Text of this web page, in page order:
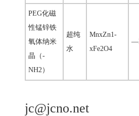
PEG化磁
性锰锌铁
氧体纳米
晶（-
NH2）
超纯
水
MnxZn1-
xFe2O4
jc@jcno.net